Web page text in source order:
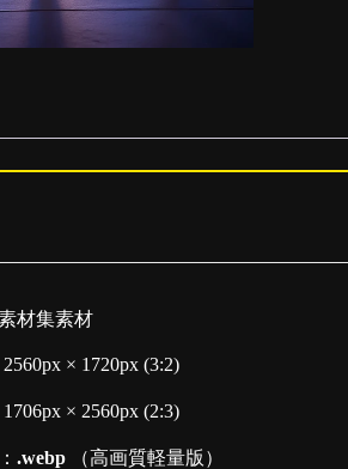
材集素材
× 1720px (3:2)
× 2560px (2:3)
.webp （高画質軽量版）